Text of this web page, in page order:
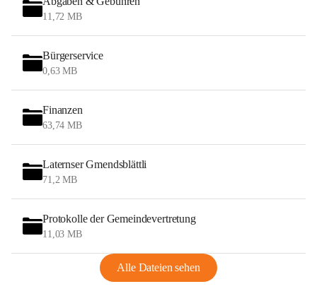
11,72 MB
Bürgerservice
0,63 MB
Finanzen
63,74 MB
Laternser Gmendsblättli
71,2 MB
Protokolle der Gemeindevertretung
11,03 MB
Alle Dateien sehen